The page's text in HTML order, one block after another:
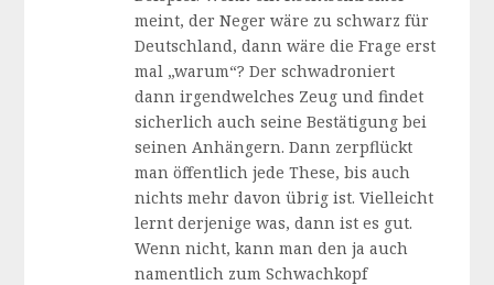
meint, der Neger wäre zu schwarz für
Deutschland, dann wäre die Frage erst
mal „warum“? Der schwadroniert
dann irgendwelches Zeug und findet
sicherlich auch seine Bestätigung bei
seinen Anhängern. Dann zerpflückt
man öffentlich jede These, bis auch
nichts mehr davon übrig ist. Vielleicht
lernt derjenige was, dann ist es gut.
Wenn nicht, kann man den ja auch
namentlich zum Schwachkopf